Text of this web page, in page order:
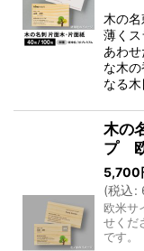
木の
薄くス
あわ
な木
なる
木の
プ
5,700
(税込:
欧米サ
せくだ
です。